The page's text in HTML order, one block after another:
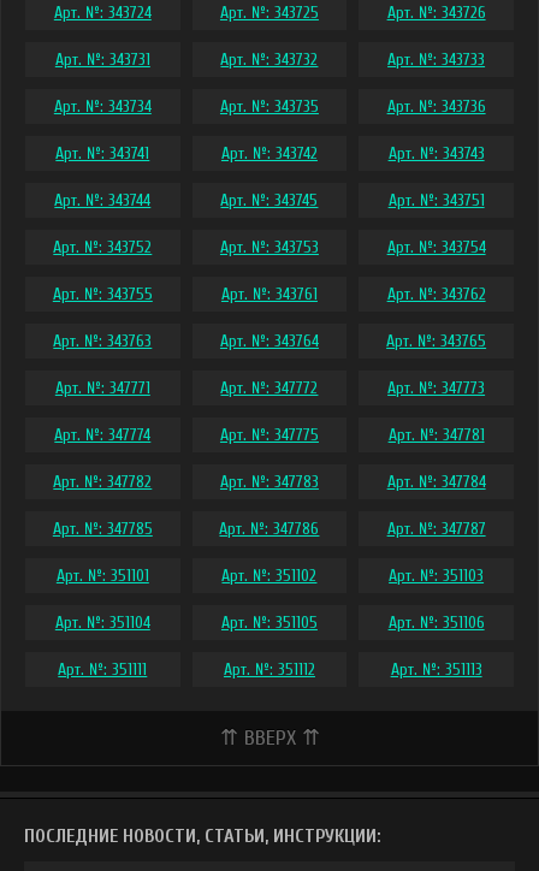
Арт. №: 343724 Арт. №: 343725 Арт. №: 343726
Арт. №: 343731 Арт. №: 343732 Арт. №: 343733
Арт. №: 343734 Арт. №: 343735 Арт. №: 343736
Арт. №: 343741 Арт. №: 343742 Арт. №: 343743
Арт. №: 343744 Арт. №: 343745 Арт. №: 343751
Арт. №: 343752 Арт. №: 343753 Арт. №: 343754
Арт. №: 343755 Арт. №: 343761 Арт. №: 343762
Арт. №: 343763 Арт. №: 343764 Арт. №: 343765
Арт. №: 347771 Арт. №: 347772 Арт. №: 347773
Арт. №: 347774 Арт. №: 347775 Арт. №: 347781
Арт. №: 347782 Арт. №: 347783 Арт. №: 347784
Арт. №: 347785 Арт. №: 347786 Арт. №: 347787
Арт. №: 351101 Арт. №: 351102 Арт. №: 351103
Арт. №: 351104 Арт. №: 351105 Арт. №: 351106
Арт. №: 351111 Арт. №: 351112 Арт. №: 351113
⇈ ВВЕРХ ⇈
ПОСЛЕДНИЕ НОВОСТИ, СТАТЬИ, ИНСТРУКЦИИ: